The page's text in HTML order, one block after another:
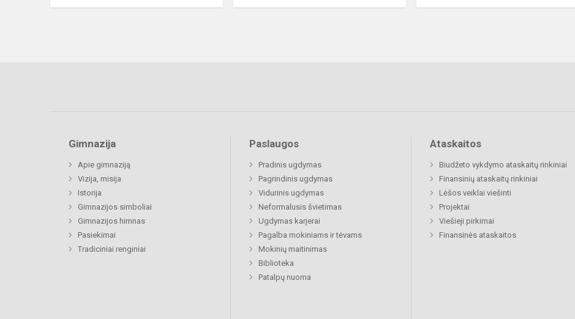
Gimnazija
Apie gimnaziją
Vizija, misija
Istorija
Gimnazijos simboliai
Gimnazijos himnas
Pasiekimai
Tradiciniai renginiai
Paslaugos
Pradinis ugdymas
Pagrindinis ugdymas
Vidurinis ugdymas
Neformalusis švietimas
Ugdymas karjerai
Pagalba mokiniams ir tėvams
Mokinių maitinimas
Biblioteka
Patalpų nuoma
Ataskaitos
Biudžeto vykdymo ataskaitų rinkiniai
Finansinių ataskaitų rinkiniai
Lėšos veiklai viešinti
Projektai
Viešieji pirkimai
Finansinės ataskaitos